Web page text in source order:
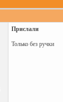
Прислали
Только без ручки